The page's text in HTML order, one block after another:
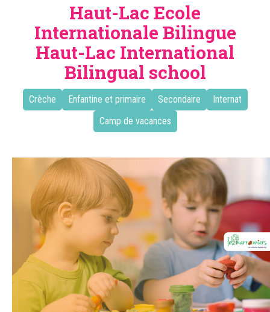
Haut-Lac Ecole
Internationale Bilingue
Haut-Lac International
Bilingual school
Crèche Enfantine et primaire Secondaire
Internat
Camp de vacances